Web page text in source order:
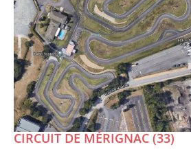
CIRCUIT DE MÉRIGNAC (33)